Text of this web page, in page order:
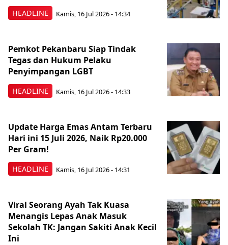
HEADLINE Kamis, 16 Jul 2026 - 14:34
HEADLINE
Pemkot Pekanbaru Siap Tindak
Tegas dan Hukum Pelaku
Penyimpangan LGBT
Kamis, 16 Jul 2026 - 14:33
HEADLINE
Update Harga Emas Antam Terbaru
Hari ini 15 Juli 2026, Naik Rp20.000
Per Gram!
Kamis, 16 Jul 2026 - 14:31
Viral Seorang Ayah Tak Kuasa
Menangis Lepas Anak Masuk
Sekolah TK: Jangan Sakiti Anak Kecil
Ini